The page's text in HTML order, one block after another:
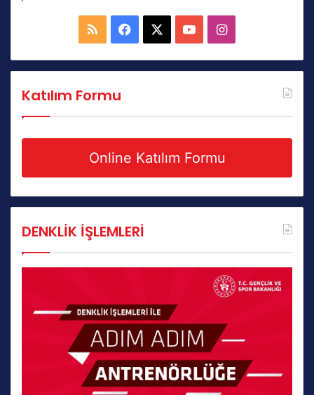
RSS Facebook YouTubeInstagram
Katılım Formu
Online Katılım Formu
DENKLİK İŞLEMLERİ